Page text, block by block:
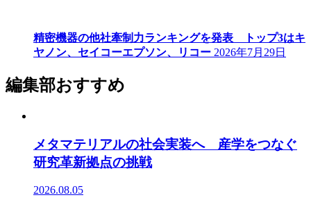
精密機器の他社牽制力ランキングを発表 トップ3はキ
ヤノン、セイコーエプソン、リコー 2026年7月29日
編集部おすすめ
メタマテリアルの社会実装へ 産学をつなぐ
研究革新拠点の挑戦
2026.08.05